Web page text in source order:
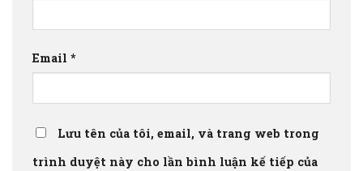
Email *
Lưu tên của tôi, email, và trang web trong
trình duyệt này cho lần bình luận kế tiếp của